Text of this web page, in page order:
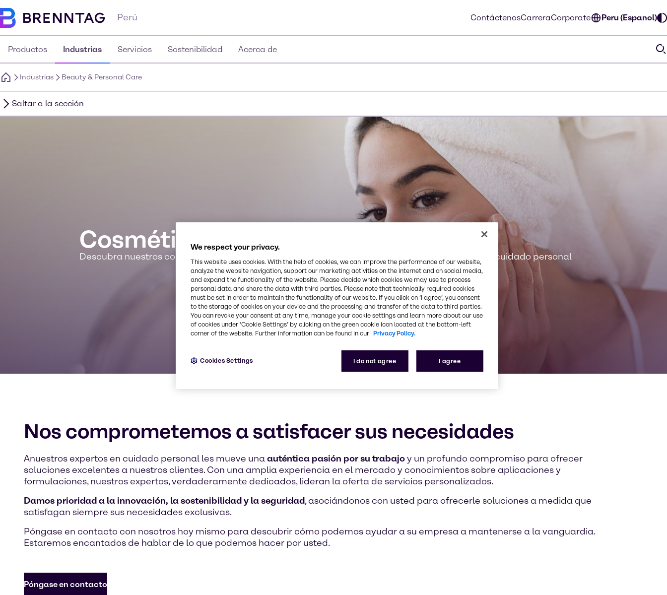
Perú ContáctenosCarreraCorporate Peru (Espanol)
Productos Industrias Servicios Sostenibilidad Acerca de
Industrias Beauty & Personal Care
Saltar a la sección
Cosméticos
Descubra nuestros conocimientos especializados, experiencia y excelente servicio de belleza y cuidado personal
Nos comprometemos a satisfacer sus necesidades
Anuestros expertos en cuidado personal les mueve unaauténtica pasión por su trabajoy un profundo compromiso para ofrecer
soluciones excelentes a nuestros clientes. Con una amplia experiencia en el mercado y conocimientos sobre aplicaciones y
formulaciones, nuestros expertos, verdaderamente dedicados, lideran la oferta de servicios personalizados.
Damos prioridad a la innovación, la sostenibilidad y la seguridad, asociándonos con usted para ofrecerle soluciones a medida que
satisfagan siempre sus necesidades exclusivas.
Póngase en contacto con nosotros hoy mismo para descubrir cómo podemos ayudar a su empresa a mantenerse a la vanguardia.
Estaremos encantados de hablar de lo que podemos hacer por usted.
Póngase en contacto
We respect your privacy.
This website uses cookies. With the help of cookies, we can improve the performance of our website,
analyze the website navigation, support our marketing activities on the internet and on social media,
and expand the functionality of the website. Please decide which cookies we may use to process
personal data and share the data with third parties. Please note that technically required cookies
must be set in order to maintain the functionality of our website. If you click on ’I agree’, you consent
to the storage of cookies on your device and the processing and transfer of the data to third parties.
You can revoke your consent at any time, manage your cookie settings and learn more about our use
of cookies under ‘Cookie Settings’ by clicking on the green cookie icon located at the bottom-left
corner of the website. Further information can be found in our Privacy Policy.
I do not agree I agree
Cookies Settings